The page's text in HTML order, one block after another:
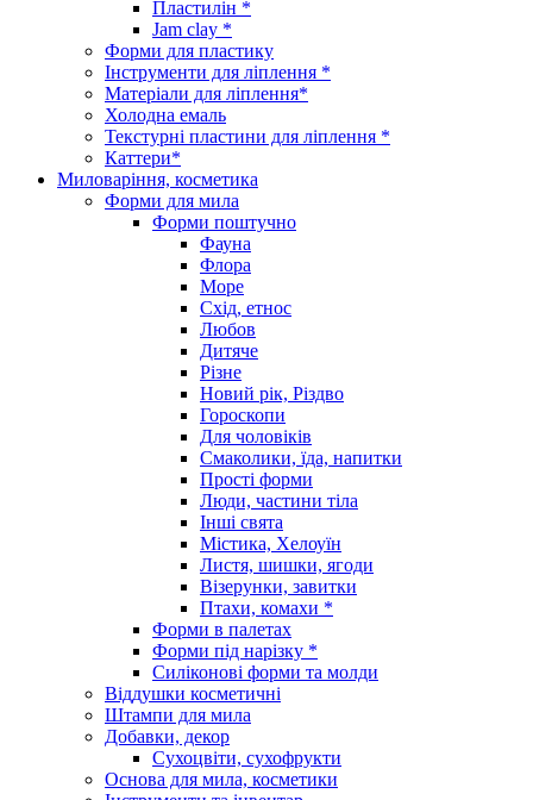
Пластилін *
Jam clay *
Форми для пластику
Інструменти для ліплення *
Матеріали для ліплення*
Холодна емаль
Текстурні пластини для ліплення *
Каттери*
Миловаріння, косметика
Форми для мила
Форми поштучно
Фауна
Флора
Море
Схід, етнос
Любов
Дитяче
Різне
Новий рік, Різдво
Гороскопи
Для чоловіків
Смаколики, їда, напитки
Прості форми
Люди, частини тіла
Інші свята
Містика, Хелоуїн
Листя, шишки, ягоди
Візерунки, завитки
Птахи, комахи *
Форми в палетах
Форми під нарізку *
Силіконові форми та молди
Віддушки косметичні
Штампи для мила
Добавки, декор
Сухоцвіти, сухофрукти
Основа для мила, косметики